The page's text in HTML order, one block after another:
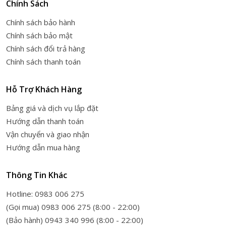
HỆ THỐNG GIA NHIỆT
TIÊN TIẾN
Máy pha cà phê Delonghi ECAM22.110.B có h
NHIỆT TIÊN TIẾN HỖ TRỢ GIA NHIỆT NHANH CHÓNG,
CÀ PHÊ TẠI NHIỆT ĐỘ LÝ TƯỞNG, MANG ĐẾN TÁCH CÀ
PHÊ THƠM NGON TRỌN VỊ.
Vệ sinh dễ dàng
Máy pha cà phê Delonghi ECAM22.110.B tích hợp thêm cho
Chính Sách
Chính sách bảo hành
Chính sách bảo mật
Chính sách đổi trả hàng
Chính sách thanh toán
Hỗ Trợ Khách Hàng
Bảng giá và dịch vụ lắp đặt
Hướng dẫn thanh toán
Vận chuyển và giao nhận
Hướng dẫn mua hàng
Thông Tin Khác
Hotline: 0983 006 275
(Gọi mua) 0983 006 275 (8:00 - 22:00)
(Bảo hành) 0943 340 996 (8:00 - 22:00)